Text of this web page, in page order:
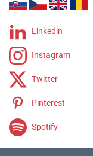
Linkedin
Instagram
Twitter
Pinterest
Spotify